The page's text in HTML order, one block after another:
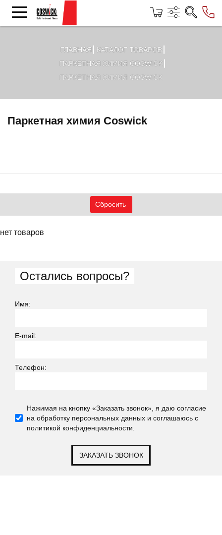
ГЛАВНАЯ
КАТАЛОГ ТОВАРОВ
ПАРКЕТНАЯ ХИМИЯ COSWICK
ПАРКЕТНАЯ ХИМИЯ COSWICK
Паркетная химия Coswick
нет товаров
Остались вопросы?
Имя:
E-mail:
Телефон:
Нажимая на кнопку «Заказать звонок», я даю согласие
на обработку персональных данных и соглашаюсь c
политикой конфиденциальности.
ЗАКАЗАТЬ ЗВОНОК